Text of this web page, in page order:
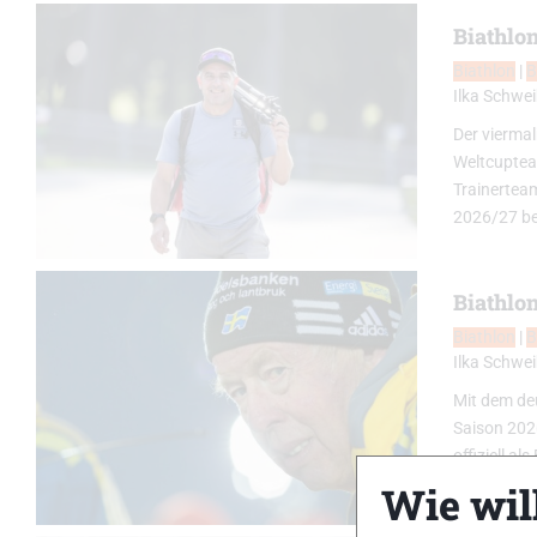
|
Ilka
Der
2026/27
|
Ilka
Mit dem
Saison
offiziell als
Wie